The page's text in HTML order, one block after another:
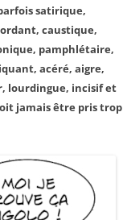
satirique,
caustique,
pamphlétaire,
acéré, aigre,
lourdingue, incisif et
jamais être pris trop